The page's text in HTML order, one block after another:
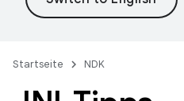
Startseite NDK